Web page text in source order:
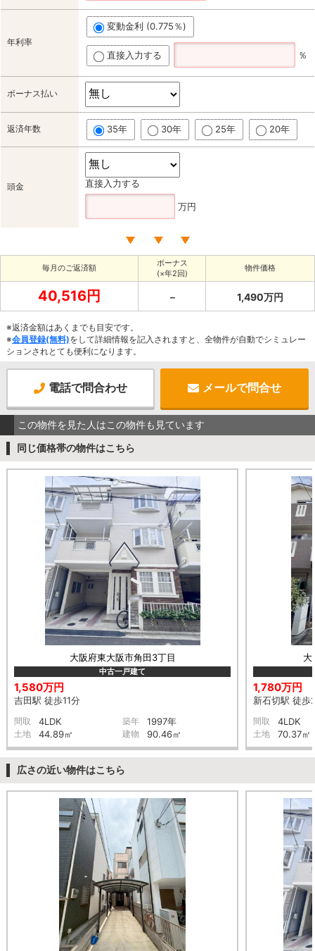
年利率
変動金利 (0.775％)
直接入力する ％
ボーナス払い
返済年数 35年 30年 25年 20年
頭金 直接入力する
万円
毎月のご返済額
ボーナス
(×年2回)
物件価格
40,516円 － 1,490万円
※返済金額はあくまでも目安です。
※会員登録(無料)をして詳細情報を記入されますと、全物件が自動でシミュレー
ションされとても便利になります。
電話で問合わせ メールで問合せ
この物件を見た人はこの物件も見ています
同じ価格帯の物件はこちら
大阪府東大阪市角田3丁目
中古一戸建て
1,580万円
吉田駅 徒歩11分
間取 4LDK 築年 1997年
土地 44.89㎡ 建物 90.46㎡
大
1,780万円
新石切駅 徒歩
間取 4LDK
土地 70.37㎡
広さの近い物件はこちら